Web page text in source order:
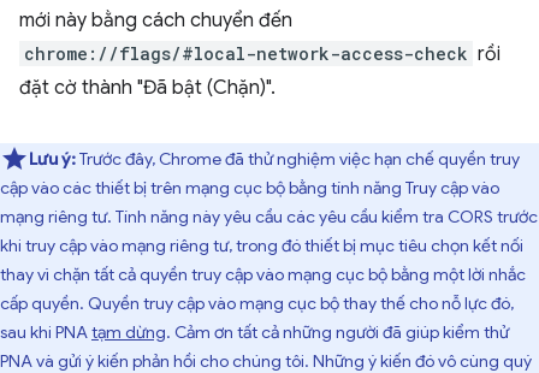
mới này bằng cách chuyển đến
chrome://flags/#local-network-access-check rồi
đặt cờ thành "Đã bật (Chặn)".
Lưu ý:Trước đây, Chrome đã thử nghiệm việc hạn chế quyền truy
cập vào các thiết bị trên mạng cục bộ bằng tính năng Truy cập vào
mạng riêng tư. Tính năng này yêu cầu các yêu cầu kiểm tra CORS trước
khi truy cập vào mạng riêng tư, trong đó thiết bị mục tiêu chọn kết nối
thay vì chặn tất cả quyền truy cập vào mạng cục bộ bằng một lời nhắc
cấp quyền. Quyền truy cập vào mạng cục bộ thay thế cho nỗ lực đó,
sau khi PNAtạm dừng. Cảm ơn tất cả những người đã giúp kiểm thử
PNA và gửi ý kiến phản hồi cho chúng tôi. Những ý kiến đó vô cùng quý